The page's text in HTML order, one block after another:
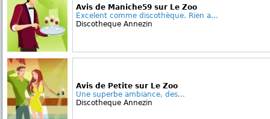
Avis de Maniche59 sur Le Zoo
Excelent comme discothèque. Rien a...
Discotheque Annezin
Avis de Petite sur Le Zoo
Une superbe ambiance, des...
Discotheque Annezin